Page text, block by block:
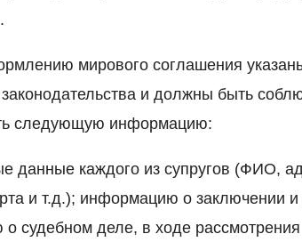
мирового соглашения
и должны быть
следующую информацию:
данные каждого из супругов (ФИО,
и т.д.); информацию о заключении и
судебном деле, в ходе рассмотрения